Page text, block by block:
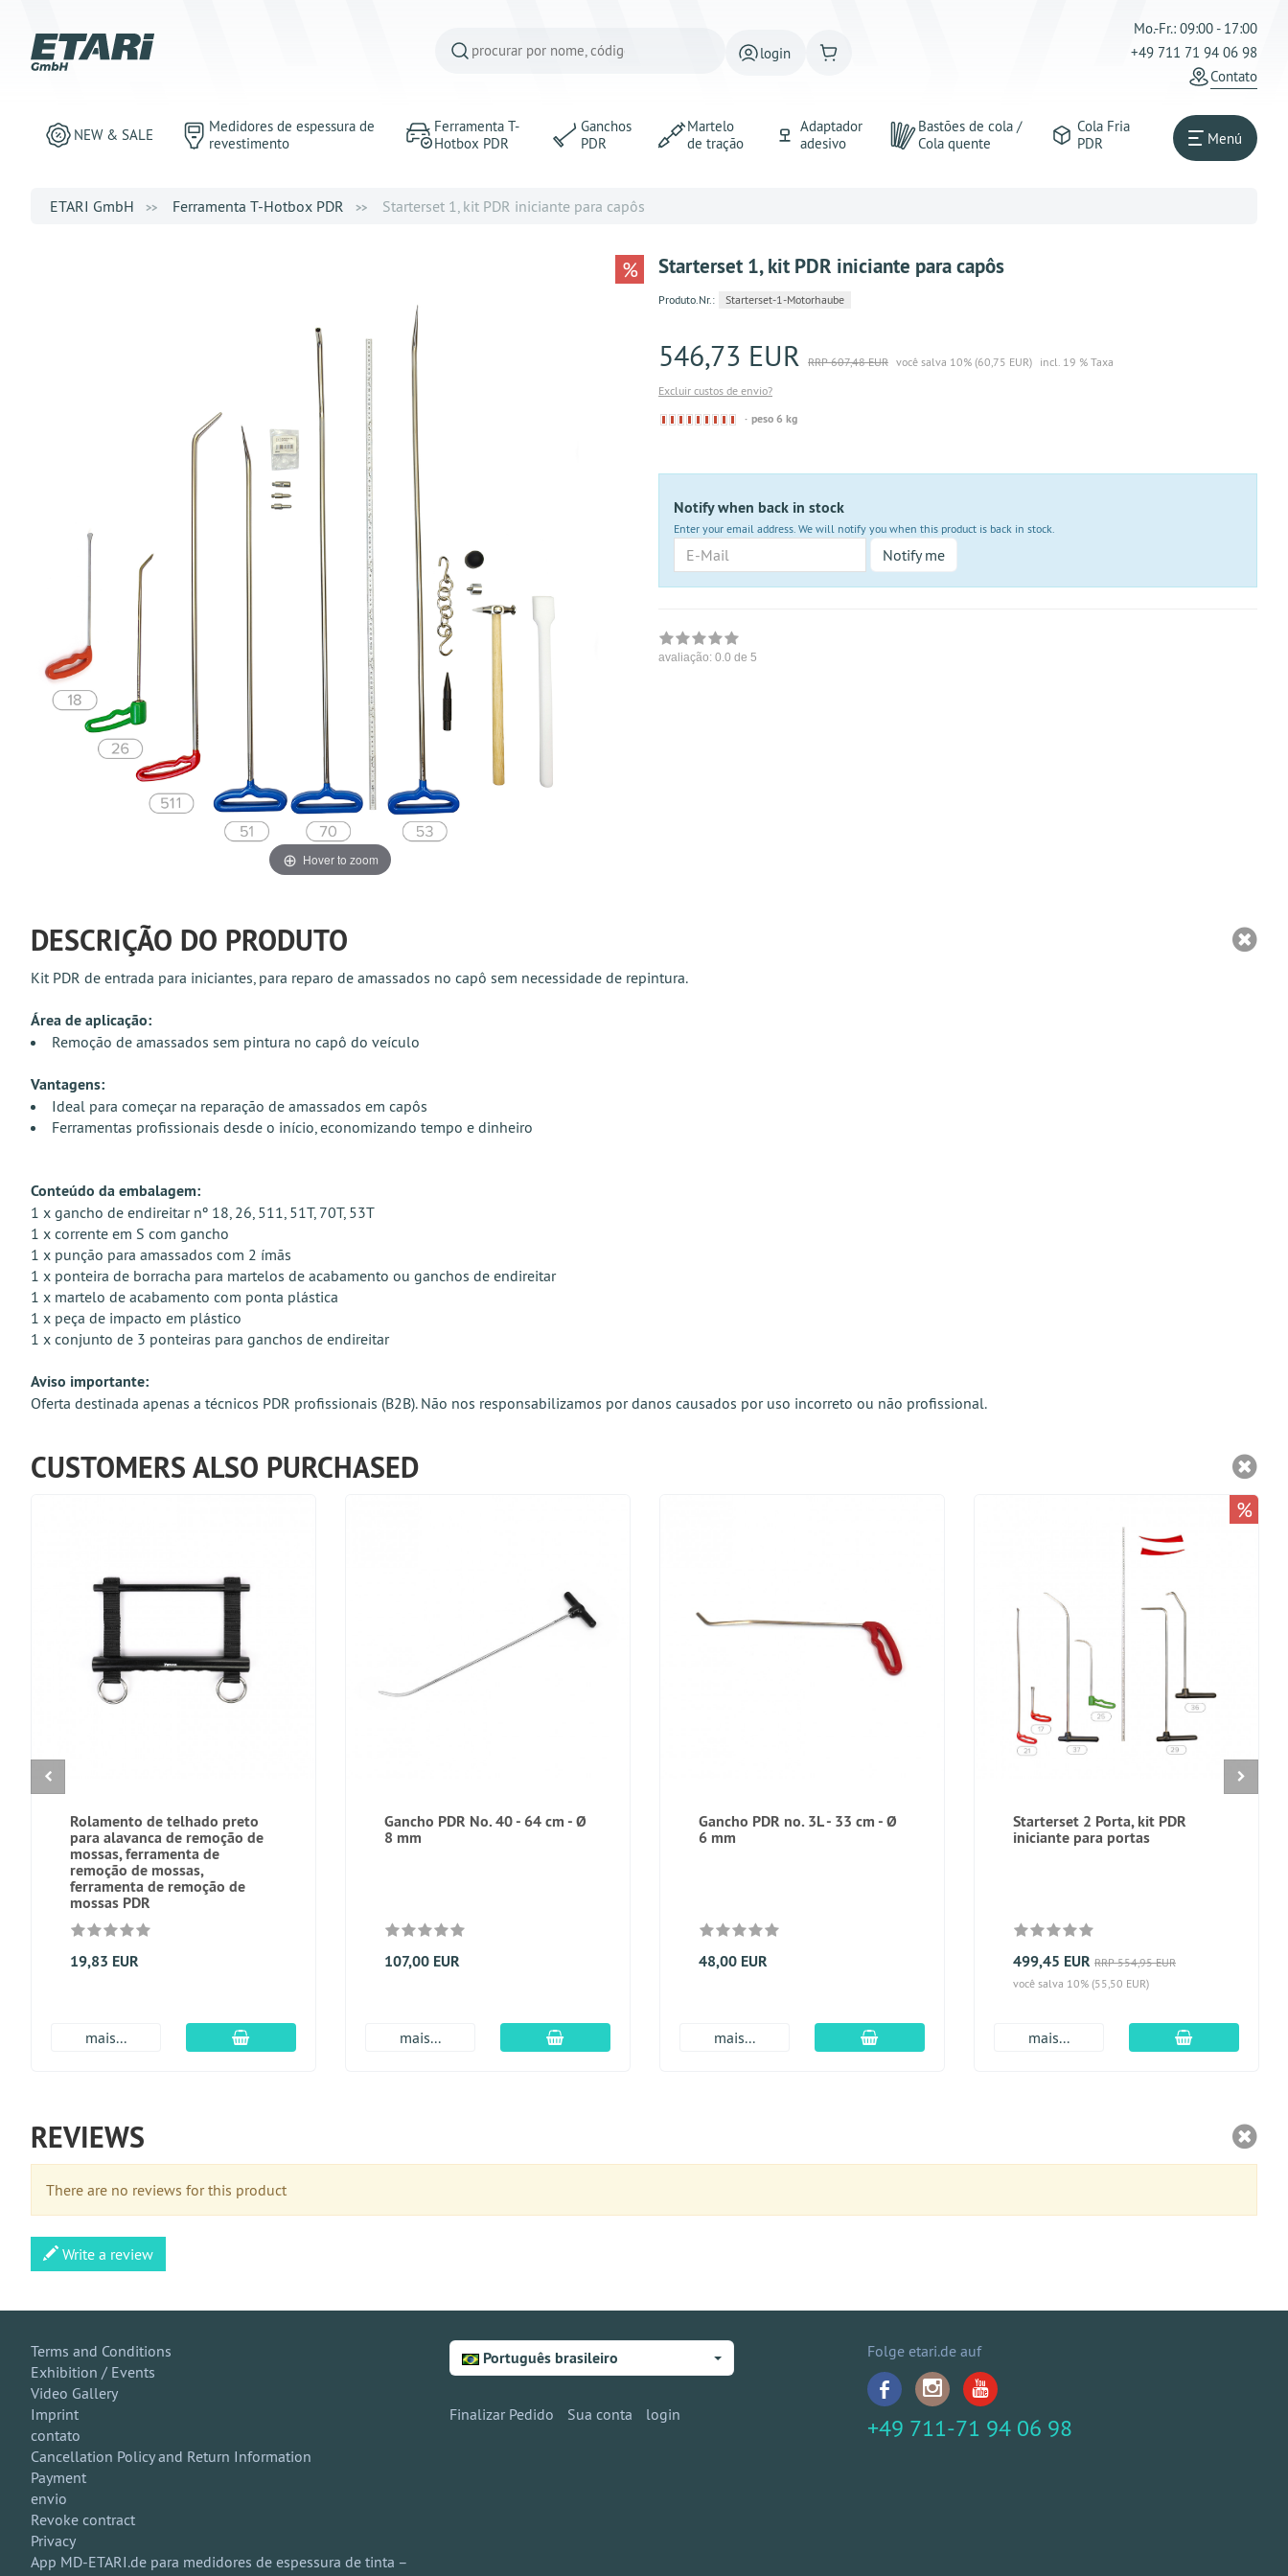
login
Mo.-Fr.: 09:00 - 17:00
+49 711 71 94 06 98
Contato
NEW & SALE
Medidores de espessura de
revestimento
Ferramenta T-
Hotbox PDR
Ganchos
PDR
Martelo
de tração
Adaptador
adesivo
Bastões de cola /
Cola quente
Cola Fria
PDR
Menú
ETARI GmbH Ferramenta T-Hotbox PDR Starterset 1, kit PDR iniciante para capôs
Hover to zoom
% Starterset 1, kit PDR iniciante para capôs
Produto.Nr.: Starterset-1-Motorhaube
546,73 EUR RRP 607,48 EUR você salva 10% (60,75 EUR) incl. 19 % Taxa
Excluir custos de envio?
Derzeit
peso 6 kg
Notify when back in stock
Enter your email address. We will notify you when this product is back in stock.
Mail
Notify me
avaliação: 0.0 de 5
DESCRIÇÃO DO PRODUTO
Kit PDR de entrada para iniciantes, para reparo de amassados no capô sem necessidade de repintura.
Área de aplicação:
Remoção de amassados sem pintura no capô do veículo
Vantagens:
Ideal para começar na reparação de amassados em capôs
Ferramentas profissionais desde o início, economizando tempo e dinheiro
Conteúdo da embalagem:
1 x gancho de endireitar nº 18, 26, 511, 51T, 70T, 53T
1 x corrente em S com gancho
1 x punção para amassados com 2 ímãs
1 x ponteira de borracha para martelos de acabamento ou ganchos de endireitar
1 x martelo de acabamento com ponta plástica
1 x peça de impacto em plástico
1 x conjunto de 3 ponteiras para ganchos de endireitar
Aviso importante:
Oferta destinada apenas a técnicos PDR profissionais (B2B). Não nos responsabilizamos por danos causados por uso incorreto ou não profissional.
CUSTOMERS ALSO PURCHASED
Rolamento de telhado preto
para alavanca de remoção de
mossas, ferramenta de
remoção de mossas,
ferramenta de remoção de
mossas PDR
19,83 EUR
mais... Adicionar ao carrinho
Gancho PDR No. 40 - 64 cm - Ø
8 mm
107,00 EUR
mais... Adicionar ao carrinho
Gancho PDR no. 3L - 33 cm - Ø
6 mm
48,00 EUR
mais... Adicionar ao carrinho
Starterset 2 Porta, kit PDR
iniciante para portas
499,45 EUR RRP 554,95 EUR
você salva 10% (55,50 EUR)
mais... Adicionar ao
%
REVIEWS
There are no reviews for this product
Write a review
Terms and Conditions
Exhibition / Events
Video Gallery
Imprint
contato
Cancellation Policy and Return Information
Payment
envio
Revoke contract
Privacy
App MD-ETARI.de para medidores de espessura de tinta –
Português brasileiro
Finalizar Pedido Sua conta login
Folge etari.de auf
+49 711-71 94 06 98